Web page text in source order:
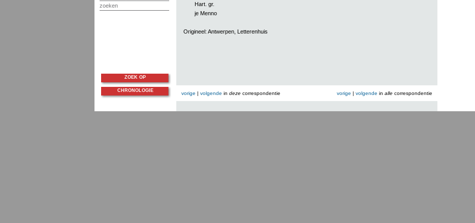
zoeken
Hart. gr.
je Menno
Origineel: Antwerpen, Letterenhuis
vorige | volgende in dezecorrespondentie vorige | volgende in allecorrespondentie
ZOEK OP
CHRONOLOGIE